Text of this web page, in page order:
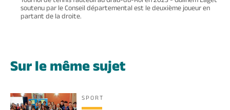
soutenu par le Conseil départemental est le deuxième joueur en
partant de la droite.
Sur le même sujet
SPORT